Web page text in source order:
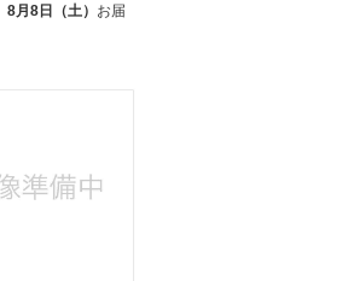
8月8日（土） お届